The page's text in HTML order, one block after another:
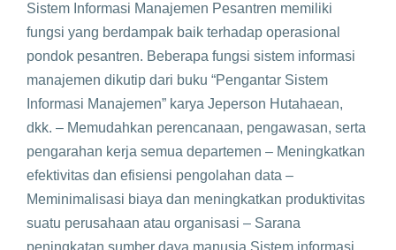
Sistem Informasi Manajemen Pesantren memiliki
fungsi yang berdampak baik terhadap operasional
pondok pesantren. Beberapa fungsi sistem informasi
manajemen dikutip dari buku “Pengantar Sistem
Informasi Manajemen” karya Jeperson Hutahaean,
dkk. – Memudahkan perencanaan, pengawasan, serta
pengarahan kerja semua departemen – Meningkatkan
efektivitas dan efisiensi pengolahan data –
Meminimalisasi biaya dan meningkatkan produktivitas
suatu perusahaan atau organisasi – Sarana
peningkatan sumber daya manusia Sistem informasi